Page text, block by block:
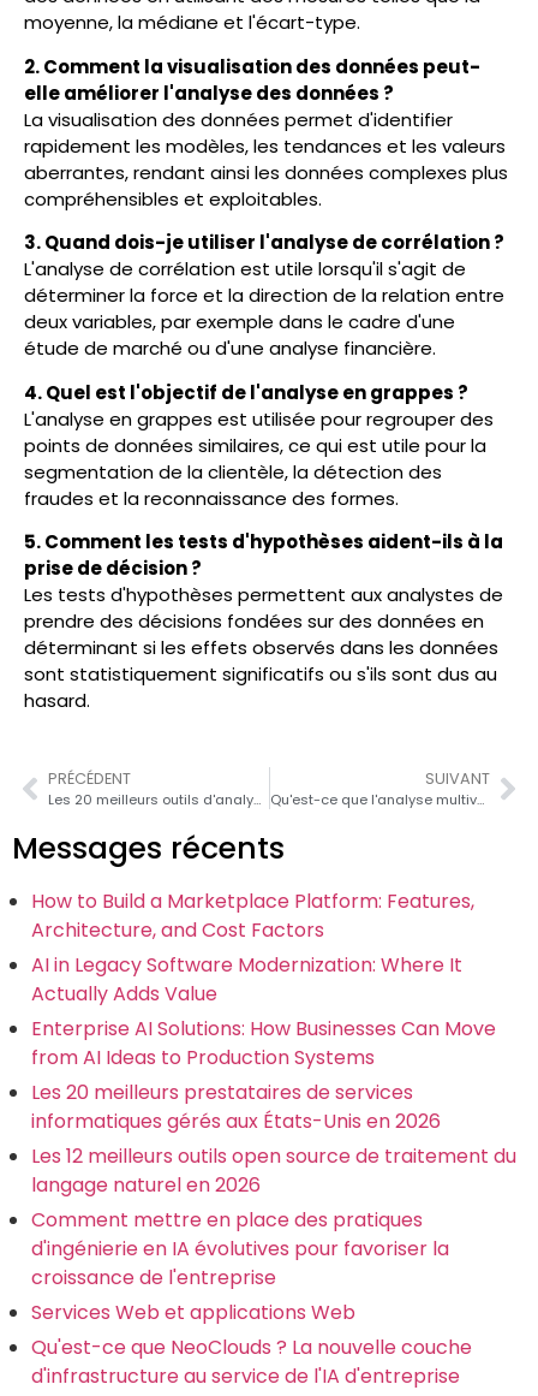
moyenne, la médiane et l'écart-type.
2. Comment la visualisation des données peut-
elle améliorer l'analyse des données ?
La visualisation des données permet d'identifier
rapidement les modèles, les tendances et les valeurs
aberrantes, rendant ainsi les données complexes plus
compréhensibles et exploitables.
3. Quand dois-je utiliser l'analyse de corrélation ?
L'analyse de corrélation est utile lorsqu'il s'agit de
déterminer la force et la direction de la relation entre
deux variables, par exemple dans le cadre d'une
étude de marché ou d'une analyse financière.
4. Quel est l'objectif de l'analyse en grappes ?
L'analyse en grappes est utilisée pour regrouper des
points de données similaires, ce qui est utile pour la
segmentation de la clientèle, la détection des
fraudes et la reconnaissance des formes.
5. Comment les tests d'hypothèses aident-ils à la
prise de décision ?
Les tests d'hypothèses permettent aux analystes de
prendre des décisions fondées sur des données en
déterminant si les effets observés dans les données
sont statistiquement significatifs ou s'ils sont dus au
hasard.
PRÉCÉDENT
Les 20 meilleurs outils d'analyse de données pour les analystes de données en 2026
SUIVANT
Qu'est-ce que l'analyse multivariée et à quoi sert-elle ?
Messages récents
How to Build a Marketplace Platform: Features,
Architecture, and Cost Factors
AI in Legacy Software Modernization: Where It
Actually Adds Value
Enterprise AI Solutions: How Businesses Can Move
from AI Ideas to Production Systems
Les 20 meilleurs prestataires de services
informatiques gérés aux États-Unis en 2026
Les 12 meilleurs outils open source de traitement du
langage naturel en 2026
Comment mettre en place des pratiques
d'ingénierie en IA évolutives pour favoriser la
croissance de l'entreprise
Services Web et applications Web
Qu'est-ce que NeoClouds ? La nouvelle couche
d'infrastructure au service de l'IA d'entreprise